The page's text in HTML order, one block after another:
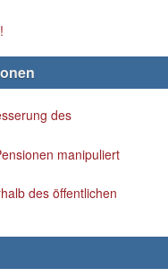
des
manipuliert
des öffentlichen